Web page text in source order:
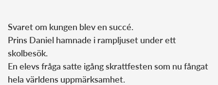
Svaret om kungen blev en succé.
Prins Daniel hamnade i rampljuset under ett
skolbesök.
En elevs fråga satte igång skrattfesten som nu fångat
hela världens uppmärksamhet.